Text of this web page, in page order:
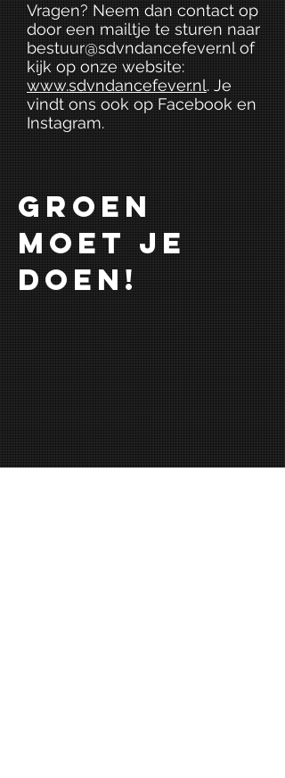
Vragen? Neem dan contact op
door een mailtje te sturen naar
bestuur@sdvndancefever.nlof
kijk op onze website:
www.sdvndancefever.nl. Je
vindt ons ook op Facebook en
Instagram.
GROEN
MOET JE
DOEN!